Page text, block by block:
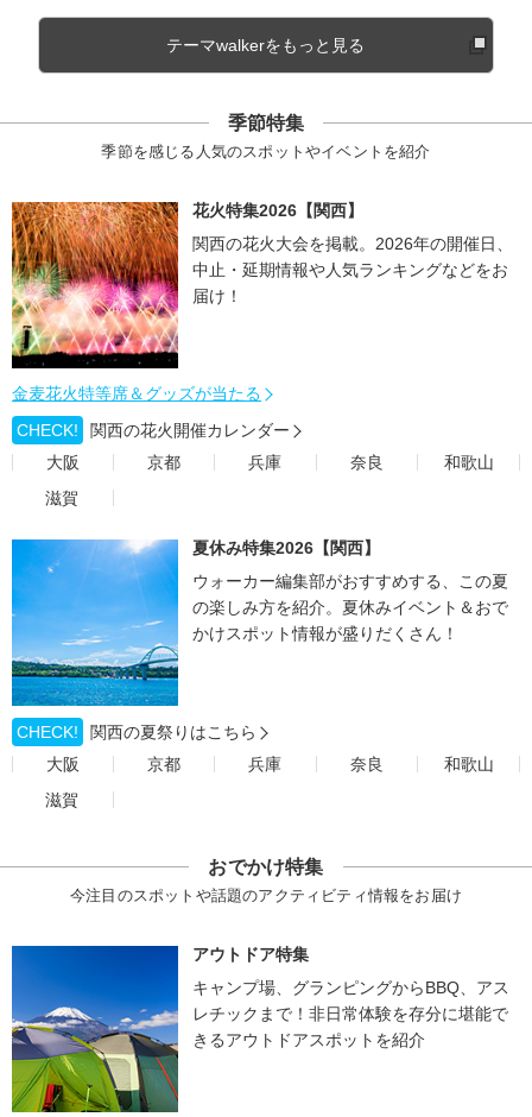
テーマwalkerをもっと見る
季節特集
季節を感じる人気のスポットやイベントを紹介
花火特集2026【関西】
関西の花火大会を掲載。2026年の開催日、
中止・延期情報や人気ランキングなどをお
届け！
金麦花火特等席＆グッズが当たる
CHECK!
関西の花火開催カレンダー
大阪
京都 兵庫 奈良
和歌山
滋賀
夏休み特集2026【関西】
ウォーカー編集部がおすすめする、この夏
の楽しみ方を紹介。夏休みイベント＆おで
かけスポット情報が盛りだくさん！
CHECK!
関西の夏祭りはこちら
大阪
京都 兵庫 奈良
和歌山
滋賀
おでかけ特集
今注目のスポットや話題のアクティビティ情報をお届け
アウトドア特集
キャンプ場、グランピングからBBQ、アス
レチックまで！非日常体験を存分に堪能で
きるアウトドアスポットを紹介